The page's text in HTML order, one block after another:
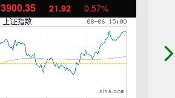
3900.35 21.92 0.57%